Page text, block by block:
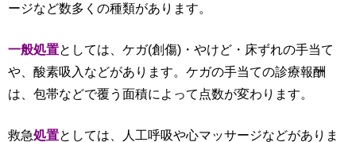
ージなど数多くの種類があります。
一般処置としては、ケガ(創傷)・やけど・床ずれの手当て
や、酸素吸入などがあります。ケガの手当ての診療報酬
は、包帯などで覆う面積によって点数が変わります。
救急処置としては、人工呼吸や心マッサージなどがありま